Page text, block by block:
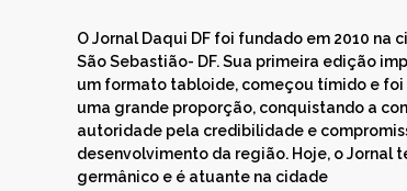
O Jornal Daqui DF foi fundado em 2010 na
São Sebastião- DF. Sua primeira edição
um formato tabloide, começou tímido e
uma grande proporção, conquistando a
autoridade pela credibilidade e
desenvolvimento da região. Hoje, o Jornal
germânico e é atuante na cidade